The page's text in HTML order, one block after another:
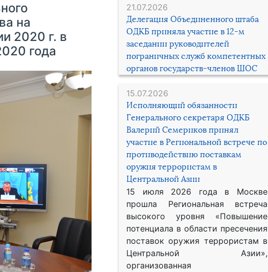
21.07.2026
Делегация Объединенного штаба
ОДКБ приняла участие в 12-м
заседании руководителей
пограничных служб компетентных
органов государств-членов ШОС
15.07.2026
Исполняющий обязанности
Генерального секретаря ОДКБ
Валерий Семериков принял
участие в Региональной встрече по
противодействию поставкам
оружия террористам в
Центральной Азии
15 июля 2026 года в Москве
прошла Региональная встреча
высокого уровня «Повышение
потенциала в области пресечения
поставок оружия террористам в
Центральной Азии»,
организованная
на
2020 г. в
года